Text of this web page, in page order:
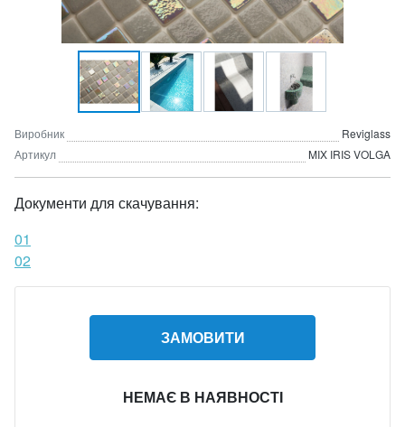
Виробник
Reviglass
Артикул
MIX IRIS VOLGA
Документи для скачування:
01
02
ЗАМОВИТИ
НЕМАЄ В НАЯВНОСТІ